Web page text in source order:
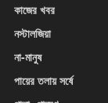
কাজের খবর
নস্টালজিয়া
না-মানুষ
পায়ের তলায় সর্ষে